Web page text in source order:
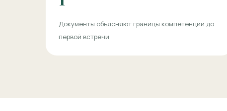
Документы объясняют границы компетенции до
первой встречи